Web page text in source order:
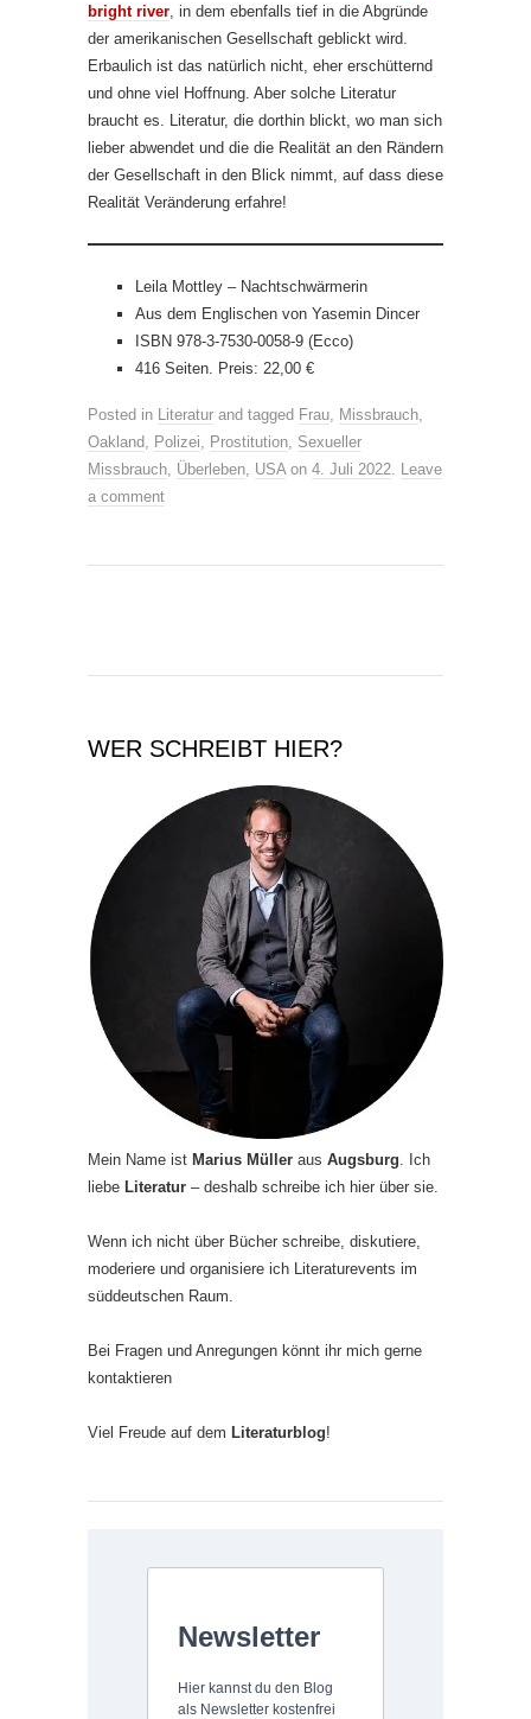
bright river , in dem ebenfalls tief in die Abgründe
der amerikanischen Gesellschaft geblickt wird.
Erbaulich ist das natürlich nicht, eher erschütternd
und ohne viel Hoffnung. Aber solche Literatur
braucht es. Literatur, die dorthin blickt, wo man sich
lieber abwendet und die die Realität an den Rändern
der Gesellschaft in den Blick nimmt, auf dass diese
Realität Veränderung erfahre!
Leila Mottley – Nachtschwärmerin
Aus dem Englischen von Yasemin Dincer
ISBN 978-3-7530-0058-9 (Ecco)
416 Seiten. Preis: 22,00 €
Posted in Literatur and tagged Frau Missbrauch
Oakland
Polizei Prostitution Sexueller
Missbrauch Überleben USA on 4. Juli 2022
Leave
a comment
WER SCHREIBT HIER?
Mein Name ist Marius Müller aus Augsburg . Ich
liebe Literatur – deshalb schreibe ich hier über sie.
Wenn ich nicht über Bücher schreibe, diskutiere,
moderiere und organisiere ich Literaturevents im
süddeutschen Raum.
Bei Fragen und Anregungen könnt ihr mich gerne
kontaktieren
Viel Freude auf dem Literaturblog!
Newsletter
Hier kannst du den Blog
als Newsletter kostenfrei